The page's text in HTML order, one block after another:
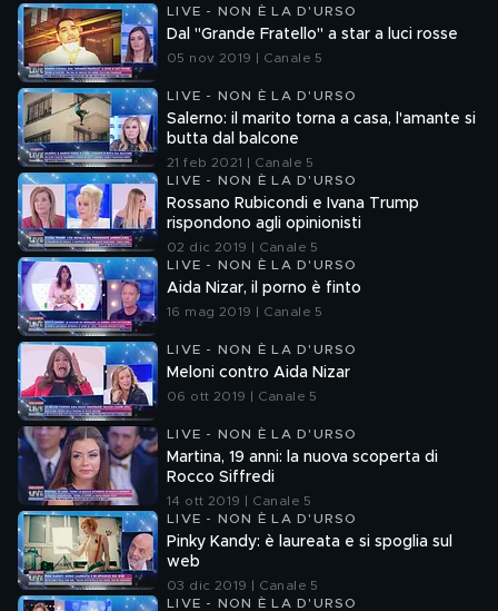
LIVE - NON È LA D'URSO
Dal "Grande Fratello" a star a luci rosse
05 nov 2019 | Canale 5
LIVE - NON È LA D'URSO
Salerno: il marito torna a casa, l'amante si
butta dal balcone
21 feb 2021 | Canale 5
LIVE - NON È LA D'URSO
Rossano Rubicondi e Ivana Trump
rispondono agli opinionisti
02 dic 2019 | Canale 5
LIVE - NON È LA D'URSO
Aida Nizar, il porno è finto
16 mag 2019 | Canale 5
LIVE - NON È LA D'URSO
Meloni contro Aida Nizar
06 ott 2019 | Canale 5
LIVE - NON È LA D'URSO
Martina, 19 anni: la nuova scoperta di
Rocco Siffredi
14 ott 2019 | Canale 5
LIVE - NON È LA D'URSO
Pinky Kandy: è laureata e si spoglia sul
web
03 dic 2019 | Canale 5
LIVE - NON È LA D'URSO